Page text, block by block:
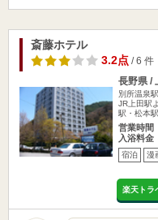
斎藤ホテル
3.2点/ 6 件
長野県 /
別所温泉
JR上田駅
駅・松本
営業時間
入浴料金
宿泊 漫
楽天トラ